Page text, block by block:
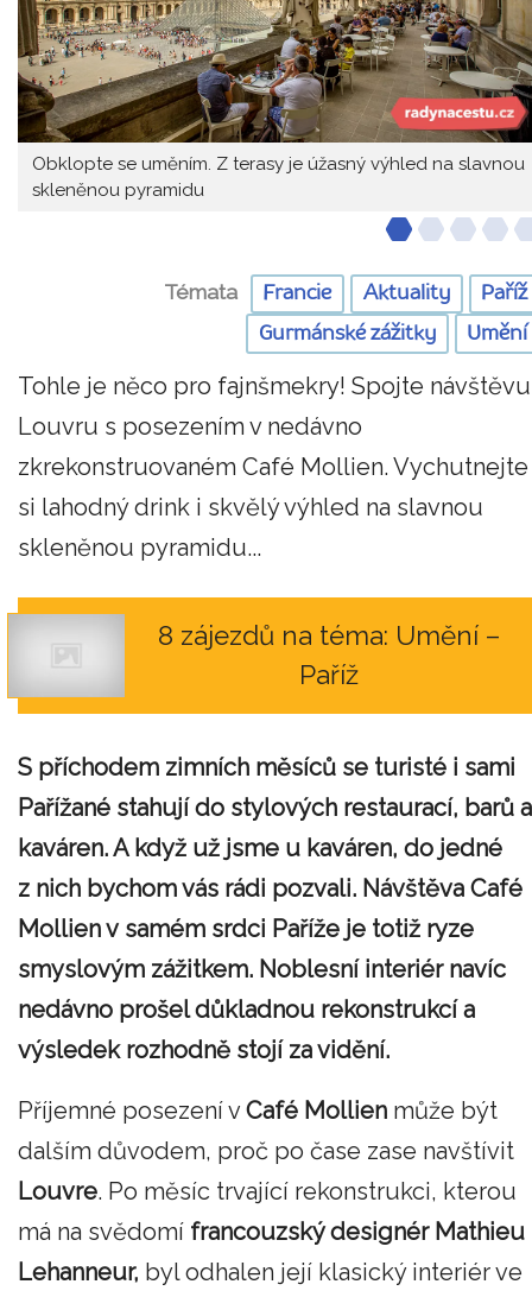
Obklopte se uměním. Z terasy je úžasný výhled na slavnou
skleněnou pyramidu
Témata Francie Aktuality
Paříž
Gurmánské zážitky
Umění
Tohle je něco pro fajnšmekry! Spojte návštěvu
Louvru s posezením v nedávno
zkrekonstruovaném Café Mollien. Vychutnejte
si lahodný drink i skvělý výhled na slavnou
skleněnou pyramidu...
8 zájezdů na téma: Umění –
Paříž
S příchodem zimních měsíců se turisté i sami
Pařížané stahují do stylových restaurací, barů a
kaváren. A když už jsme u kaváren, do jedné
z nich bychom vás rádi pozvali. Návštěva Café
Mollien v samém srdci Paříže je totiž ryze
smyslovým zážitkem. Noblesní interiér navíc
nedávno prošel důkladnou rekonstrukcí a
výsledek rozhodně stojí za vidění.
Příjemné posezení v Café Mollien může být
dalším důvodem, proč po čase zase navštívit
Louvre. Po měsíc trvající rekonstrukci, kterou
má na svědomí francouzský designér Mathieu
Lehanneur, byl odhalen její klasický interiér ve